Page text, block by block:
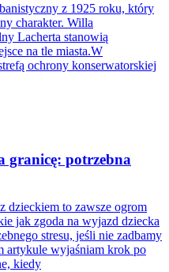
z 1925 roku, który
charakter. Willa
Lacherta stanowią
na tle miasta.W
ochrony konserwatorskiej
granicę: potrzebna
dzieckiem to zawsze ogrom
jak zgoda na wyjazd dziecka
stresu, jeśli nie zadbamy
artykule wyjaśniam krok po
kiedy